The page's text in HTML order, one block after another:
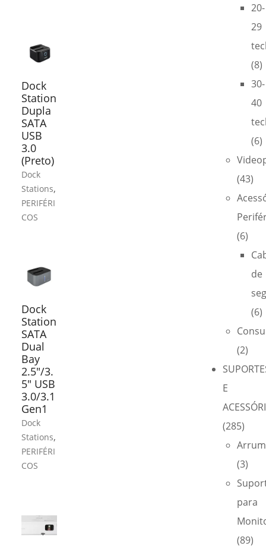
Dock
Station
Dupla
SATA
USB
3.0
(Preto)
Dock
Stations,
PERIFÉRI
COS
Dock
Station
SATA
Dual
Bay
2.5″/3.
5″ USB
3.0/3.1
Gen1
Dock
Stations,
PERIFÉRI
COS
20-
29
(8)
30-
40
(6)
(43)
(6)
de
(6)
(2)
E
(285)
(3)
para
(89)